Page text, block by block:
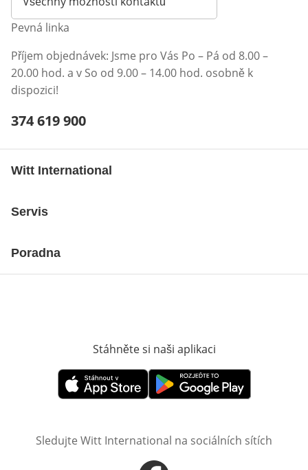
Pevná linka
Příjem objednávek: Jsme pro Vás Po – Pá od 8.00 –
20.00 hod. a v So od 9.00 – 14.00 hod. osobně k
dispozici!
Telefonní číslo:
374 619 900
Witt International
Servis
Poradna
Stáhněte si naši aplikaci
Otevře v novém okněOtevře v novém okně
Sledujte Witt International na sociálních sítích